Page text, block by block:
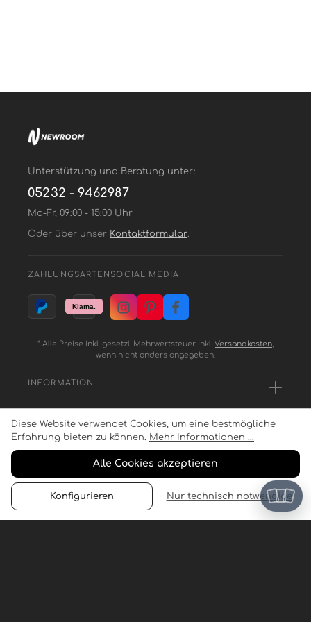
Unterstützung und Beratung unter:
05232 - 9462987
Mo-Fr, 09:00 - 15:00 Uhr
Oder über unser Kontaktformular.
ZAHLUNGSARTEN SOCIAL MEDIA
* Alle Preise inkl. gesetzl. Mehrwertsteuer inkl. Versandkosten,
wenn nicht anders angegeben.
INFORMATION
SERVICE
Diese Website verwendet Cookies, um eine bestmögliche
Erfahrung bieten zu können. Mehr Informationen ...
Alle Cookies akzeptieren
Konfigurieren Nur technisch notwendige